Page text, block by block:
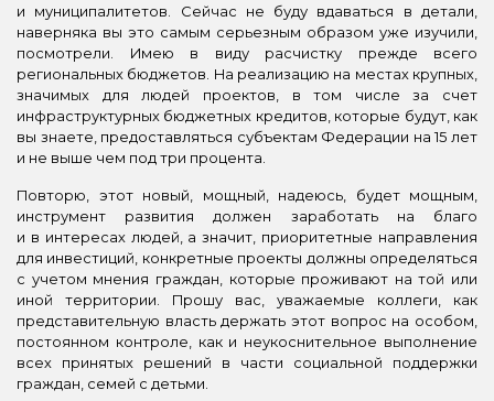
и муниципалитетов. Сейчас не буду вдаваться в детали,
наверняка вы это самым серьезным образом уже изучили,
посмотрели. Имею в виду расчистку прежде всего
региональных бюджетов. На реализацию на местах крупных,
значимых для людей проектов, в том числе за счет
инфраструктурных бюджетных кредитов, которые будут, как
вы знаете, предоставляться субъектам Федерации на 15 лет
и не выше чем под три процента.
Повторю, этот новый, мощный, надеюсь, будет мощным,
инструмент развития должен заработать на благо
и в интересах людей, а значит, приоритетные направления
для инвестиций, конкретные проекты должны определяться
с учетом мнения граждан, которые проживают на той или
иной территории. Прошу вас, уважаемые коллеги, как
представительную власть держать этот вопрос на особом,
постоянном контроле, как и неукоснительное выполнение
всех принятых решений в части социальной поддержки
граждан, семей с детьми.